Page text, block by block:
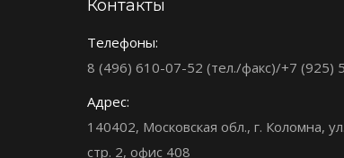
Контакты
Телефоны:
8 (496) 610-07-52 (тел./факс)/+7
Адрес:
140402, Московская обл., г. Коломна,
стр. 2, офис 408